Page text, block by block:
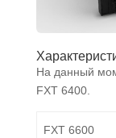
На данный
FXT 6400.
FXT 6600